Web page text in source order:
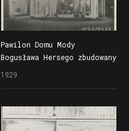
Pawilon Domu Mody
Bogusława Hersego zbudowany
z metalu i szkła według
na Powszechnej Wystawie
Krajowej (Pewuce)
1929